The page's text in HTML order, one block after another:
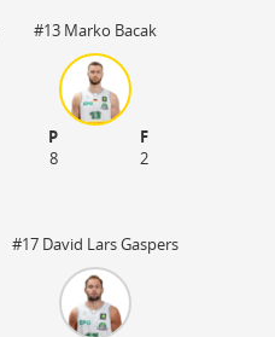
#13 Marko Bacak
P
F
8
2
#17 David Lars Gaspers